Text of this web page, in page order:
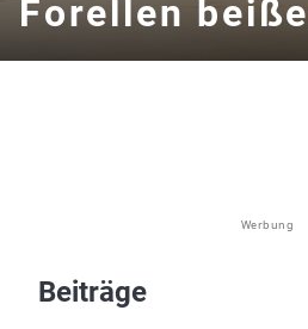
Forellen
Werbung
Beiträge